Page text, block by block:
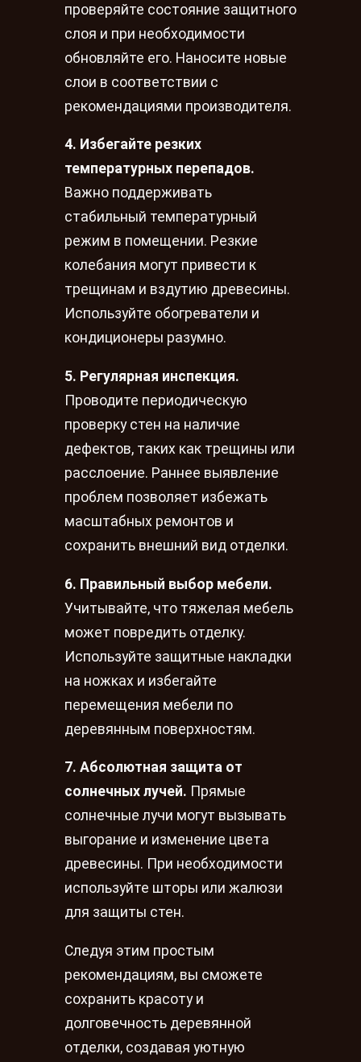
проверяйте состояние защитного
слоя и при необходимости
обновляйте его. Наносите новые
слои в соответствии с
рекомендациями производителя.
4. Избегайте резких
температурных перепадов.
Важно поддерживать
стабильный температурный
режим в помещении. Резкие
колебания могут привести к
трещинам и вздутию древесины.
Используйте обогреватели и
кондиционеры разумно.
5. Регулярная инспекция.
Проводите периодическую
проверку стен на наличие
дефектов, таких как трещины или
расслоение. Раннее выявление
проблем позволяет избежать
масштабных ремонтов и
сохранить внешний вид отделки.
6. Правильный выбор мебели.
Учитывайте, что тяжелая мебель
может повредить отделку.
Используйте защитные накладки
на ножках и избегайте
перемещения мебели по
деревянным поверхностям.
7. Абсолютная защита от
солнечных лучей. Прямые
солнечные лучи могут вызывать
выгорание и изменение цвета
древесины. При необходимости
используйте шторы или жалюзи
для защиты стен.
Следуя этим простым
рекомендациям, вы сможете
сохранить красоту и
долговечность деревянной
отделки, создавая уютную